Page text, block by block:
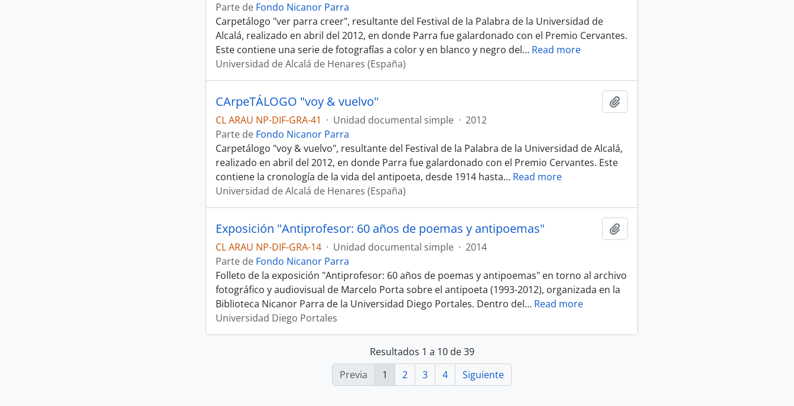
Parte de Fondo Nicanor Parra
Carpetálogo "ver parra creer", resultante del Festival de la Palabra de la Universidad de
Alcalá, realizado en abril del 2012, en donde Parra fue galardonado con el Premio Cervantes.
Este contiene una serie de fotografías a color y en blanco y negro del… Read more
Universidad de Alcalá de Henares (España)
CArpeTÁLOGO "voy & vuelvo"
CL ARAU NP-DIF-GRA-41 · Unidad documental simple · 2012
Parte de Fondo Nicanor Parra
Carpetálogo "voy & vuelvo", resultante del Festival de la Palabra de la Universidad de Alcalá,
realizado en abril del 2012, en donde Parra fue galardonado con el Premio Cervantes. Este
contiene la cronología de la vida del antipoeta, desde 1914 hasta… Read more
Universidad de Alcalá de Henares (España)
Exposición "Antiprofesor: 60 años de poemas y antipoemas"
CL ARAU NP-DIF-GRA-14 · Unidad documental simple · 2014
Parte de Fondo Nicanor Parra
Folleto de la exposición "Antiprofesor: 60 años de poemas y antipoemas" en torno al archivo
fotográfico y audiovisual de Marcelo Porta sobre el antipoeta (1993-2012), organizada en la
Biblioteca Nicanor Parra de la Universidad Diego Portales. Dentro del… Read more
Universidad Diego Portales
Resultados 1 a 10 de 39
Previa
1 2 3 4 Siguiente